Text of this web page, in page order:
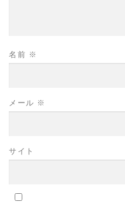
名前 ※
メール ※
サイト